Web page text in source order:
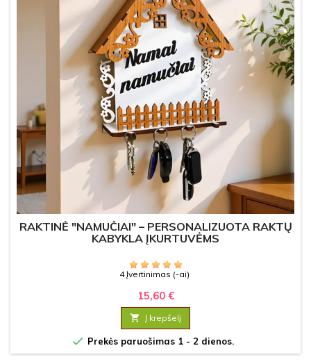
RAKTINĖ "NAMUČIAI" – PERSONALIZUOTA RAKTŲ
KABYKLA ĮKURTUVĖMS
4 Įvertinimas (-ai)
15,60 €
 Į krepšelį
 Prekės paruošimas 1 - 2 dienos.